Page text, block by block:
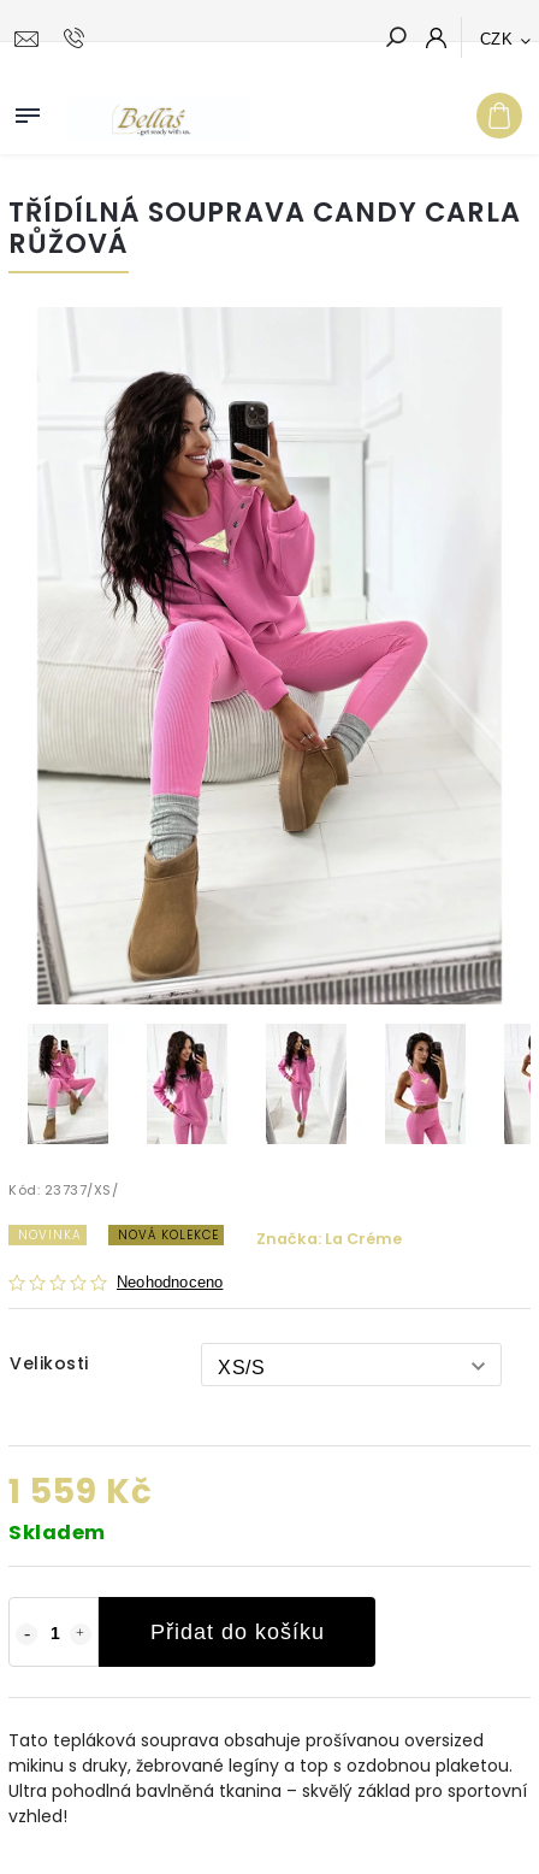
CZK
Hledat
TŘÍDÍLNÁ SOUPRAVA CANDY CARLA
RŮŽOVÁ
Kód: 23737/XS/
NOVINKA NOVÁ KOLEKCE
Neohodnoceno
Značka: La Créme
Velikosti
1 559 Kč
Skladem
Přidat do košíku
Tato tepláková souprava obsahuje prošívanou oversized
mikinu s druky, žebrované legíny a top s ozdobnou plaketou.
Ultra pohodlná bavlněná tkanina – skvělý základ pro sportovní
vzhled!